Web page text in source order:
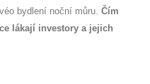
bydlení noční můru. Čím
lákají investory a jejich